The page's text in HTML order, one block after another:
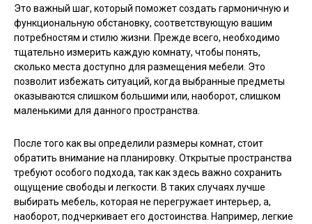
Это важный шаг, который поможет создать гармоничную и
функциональную обстановку, соответствующую вашим
потребностям и стилю жизни. Прежде всего, необходимо
тщательно измерить каждую комнату, чтобы понять,
сколько места доступно для размещения мебели. Это
позволит избежать ситуаций, когда выбранные предметы
оказываются слишком большими или, наоборот, слишком
маленькими для данного пространства.
После того как вы определили размеры комнат, стоит
обратить внимание на планировку. Открытые пространства
требуют особого подхода, так как здесь важно сохранить
ощущение свободы и легкости. В таких случаях лучше
выбирать мебель, которая не перегружает интерьер, а,
наоборот, подчеркивает его достоинства. Например, легкие